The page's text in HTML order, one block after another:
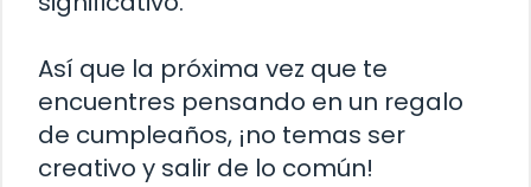
Así que la próxima vez que te
encuentres pensando en un regalo
de cumpleaños, ¡no temas ser
creativo y salir de lo común!